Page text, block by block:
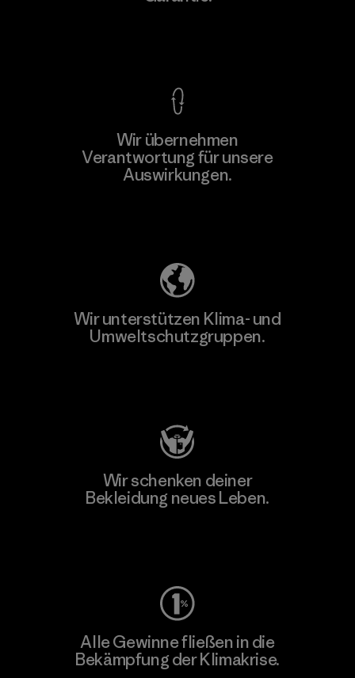
Wir übernehmen
Verantwortung für unsere
Auswirkungen.
Wir unterstützen Klima- und
Umweltschutzgruppen.
Wir schenken deiner
Bekleidung neues Leben.
Alle Gewinne fließen in die
Bekämpfung der Klimakrise.